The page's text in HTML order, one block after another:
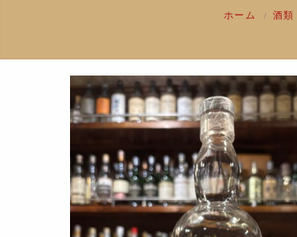
ホーム / 酒類